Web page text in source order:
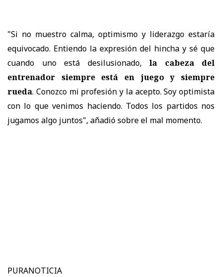
"Si no muestro calma, optimismo y liderazgo estaría
equivocado. Entiendo la expresión del hincha y sé que
cuando uno está desilusionado, la cabeza del
entrenador siempre está en juego y siempre
rueda. Conozco mi profesión y la acepto. Soy optimista
con lo que venimos haciendo. Todos los partidos nos
jugamos algo juntos", añadió sobre el mal momento.
PURANOTICIA